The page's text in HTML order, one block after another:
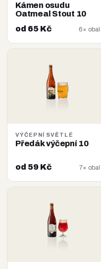
Kámen osudu
Oatmeal Stout 10
od 65 Kč
6× obal
VÝČEPNÍ SVĚTLÉ
Předák výčepní 10
od 59 Kč 7× obal